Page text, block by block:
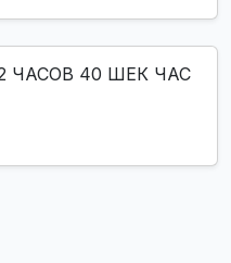
ЧАСОВ 40 ШЕК ЧАС